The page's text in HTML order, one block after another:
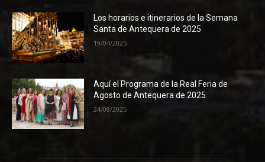
Los horarios e itinerarios de la Semana
Santa de Antequera de 2025
19/04/2025
Aquí el Programa de la Real Feria de
Agosto de Antequera de 2025
24/08/2025